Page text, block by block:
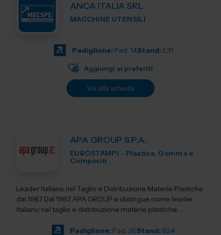
ANCA ITALIA SRL
MACCHINE UTENSILI
Padiglione: Pad. 14Stand: E31
Aggiungi ai preferiti
Vai alla scheda
APA GROUP S.P.A.
EUROSTAMPI - Plastica, Gomma e
Compositi
Leader Italiano nel Taglio e Distribuzione Materie Plastiche
dal 1987 Dal 1987, APA GROUP si distingue come leader
italiano nel taglio e distribuzione materie plastiche,
Padiglione: Pad. 36Stand: B24